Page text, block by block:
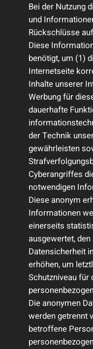
Bei der Nutzung
und
Rückschlüsse
Diese
benötigt, um (1)
Internetseite
Inhalte unserer
Werbung für
dauerhafte
der Technik
gewährleisten
Cyberangriffes
notwendigen
Diese anonym
Informationen
einerseits
ausgewertet,
Datensicherheit
erhöhen, um
Schutzniveau für
Die anonymen
werden getrennt
betroffene